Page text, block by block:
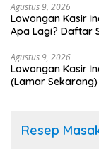
Agustus 9, 2026
Lowongan Kasir
Apa Lagi? Daftar
Agustus 9, 2026
Lowongan Kasir
(Lamar Sekarang)
Resep